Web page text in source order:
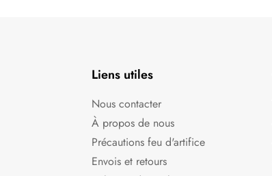
Liens utiles
Nous contacter
À propos de nous
Précautions feu d'artifice
Envois et retours